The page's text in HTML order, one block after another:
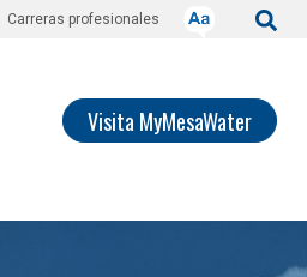
Carreras profesionales
Visita MyMesaWater